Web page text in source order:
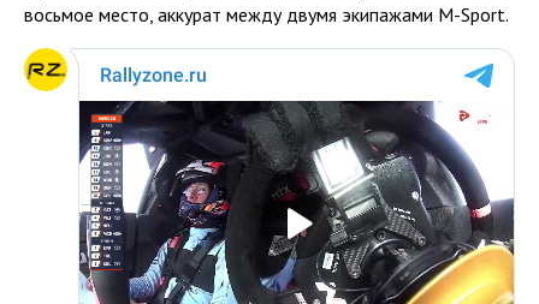
восьмое место, аккурат между двумя экипажами M-Sport.